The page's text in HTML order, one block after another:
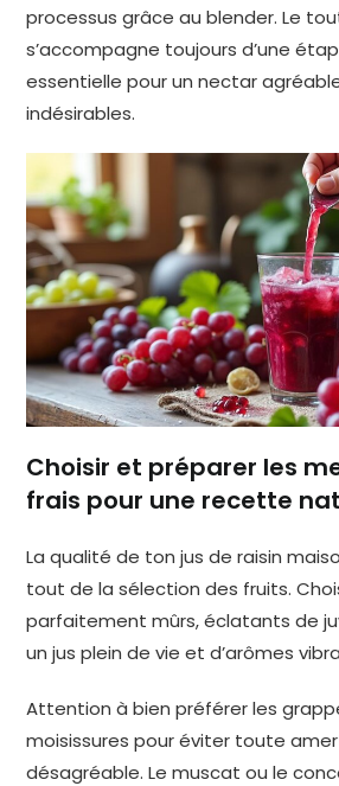
processus grâce au blender. Le
s’accompagne toujours d’une
essentielle pour un nectar
indésirables.
Choisir et préparer les
frais pour une recette
La qualité de ton jus de raisin
tout de la sélection des fruits.
parfaitement mûrs, éclatants de
un jus plein de vie et d’arômes
Attention à bien préférer les
moisissures pour éviter toute
désagréable. Le muscat ou le